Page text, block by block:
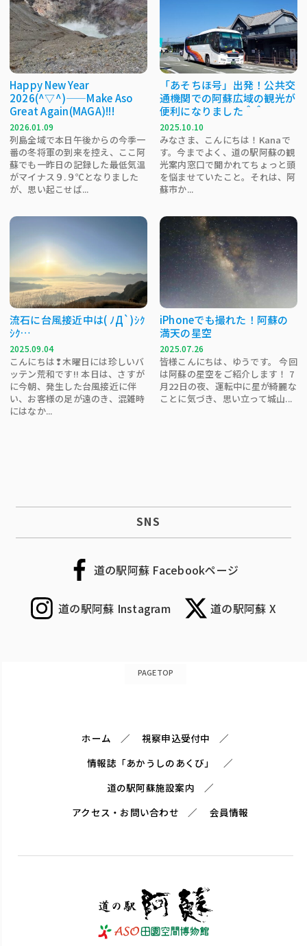
Happy New Year
2026(^▽^)——Make Aso
Great Again(MAGA)!!!
2026.01.09
列島全域で本日午後からの今季一
番の冬将軍の到来を控え、ここ阿
蘇でも一昨日の記録した最低気温
がマイナス９.９℃となりました
が、思い起こせば...
「あそちほ号」出発！公共交
通機関での阿蘇広域の観光が
便利になりました＾＾
2025.10.10
みなさま、こんにちは！Kanaで
す。今までよく、道の駅阿蘇の観
光案内窓口で聞かれてちょっと頭
を悩ませていたこと。それは、阿
蘇市か...
流石に台風接近中は( ﾉД`)ｼｸ
ｼｸ…
2025.09.04
こんにちは❢木曜日には珍しいバ
ッテン荒和です!! 本日は、さすが
に今朝、発生した台風接近に伴
い、お客様の足が遠のき、混雑時
にはなか...
iPhoneでも撮れた！阿蘇の
満天の星空
2025.07.26
皆様こんにちは、ゆうです。 今回
は阿蘇の星空をご紹介します！ 7
月22日の夜、運転中に星が綺麗な
ことに気づき、思い立って城山...
SNS
道の駅阿蘇 Facebookページ
道の駅阿蘇 Instagram 道の駅阿蘇 X
PAGETOP
ホーム
視察申込受付中
情報誌「あかうしのあくび」
道の駅阿蘇施設案内
アクセス・お問い合わせ
会員情報